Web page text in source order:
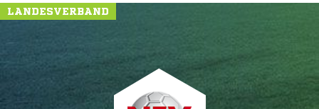
LANDESVERBAND